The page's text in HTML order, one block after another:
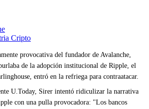
Cripto
provocativa del fundador de Avalanche,
de la adopción institucional de Ripple, el
entró en la refriega para contraatacar.
U.Today, Sirer intentó ridiculizar la narrativa
con una pulla provocadora: "Los bancos